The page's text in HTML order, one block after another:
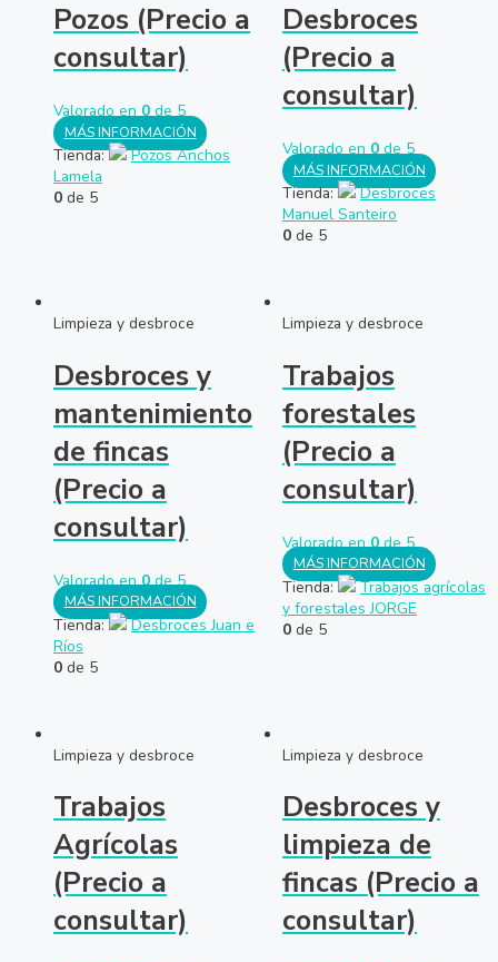
Pozos (Precio a
consultar)
Valorado en0de 5
MÁS INFORMACIÓN
Tienda:
Pozos Anchos
Lamela
0 de 5
Desbroces
(Precio a
consultar)
Valorado en0de 5
MÁS INFORMACIÓN
Tienda:
Desbroces
Manuel Santeiro
0 de 5
Limpieza y desbroce
Desbroces y
mantenimiento
de fincas
(Precio a
consultar)
Valorado en0de 5
MÁS INFORMACIÓN
Tienda:
Desbroces Juan e
Ríos
0 de 5
Limpieza y desbroce
Trabajos
forestales
(Precio a
consultar)
Valorado en0de 5
MÁS INFORMACIÓN
Tienda:
Trabajos agrícolas
y forestales JORGE
0 de 5
Limpieza y desbroce
Trabajos
Agrícolas
(Precio a
consultar)
Limpieza y desbroce
Desbroces y
limpieza de
fincas (Precio a
consultar)